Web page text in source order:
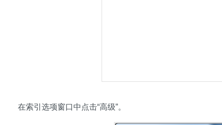
在索引选项窗口中点击“高级”。